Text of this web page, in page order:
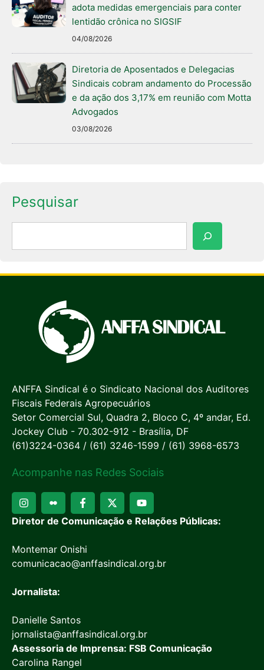
adota medidas emergenciais para conter
lentidão crônica no SIGSIF
04/08/2026
Diretoria de Aposentados e Delegacias
Sindicais cobram andamento do Processão
e da ação dos 3,17% em reunião com Motta
Advogados
03/08/2026
Pesquisar
ANFFA Sindical é o Sindicato Nacional dos Auditores
Fiscais Federais Agropecuários
Setor Comercial Sul, Quadra 2, Bloco C, 4º andar, Ed.
Jockey Club - 70.302-912 - Brasília, DF
(61)3224-0364 / (61) 3246-1599 / (61) 3968-6573
Acompanhe nas Redes Sociais
Diretor de Comunicação e Relações Públicas:
Montemar Onishi
comunicacao@anffasindical.org.br
Jornalista:
Danielle Santos
jornalista@anffasindical.org.br
Assessoria de Imprensa: FSB Comunicação
Carolina Rangel